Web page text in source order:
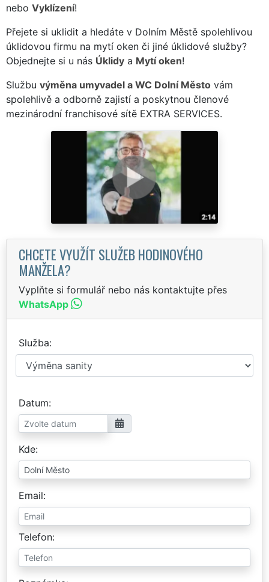
nebo Vyklízení!
Přejete si uklidit a hledáte v Dolním Městě spolehlivou
úklidovou firmu na mytí oken či jiné úklidové služby?
Objednejte si u nás Úklidy a Mytí oken!
Službu výměna umyvadel a WC Dolní Město vám
spolehlivě a odborně zajistí a poskytnou členové
mezinárodní franchisové sítě EXTRA SERVICES.
CHCETE VYUŽÍT SLUŽEB HODINOVÉHO
MANŽELA?
Vyplňte si formulář nebo nás kontaktujte přes
WhatsApp
Služba
Datum
Kde
Email
Telefon